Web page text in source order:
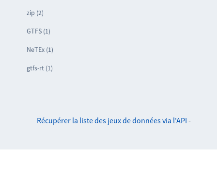
zip (2)
GTFS (1)
NeTEx (1)
gtfs-rt (1)
Récupérer la liste des jeux de données via l'API -